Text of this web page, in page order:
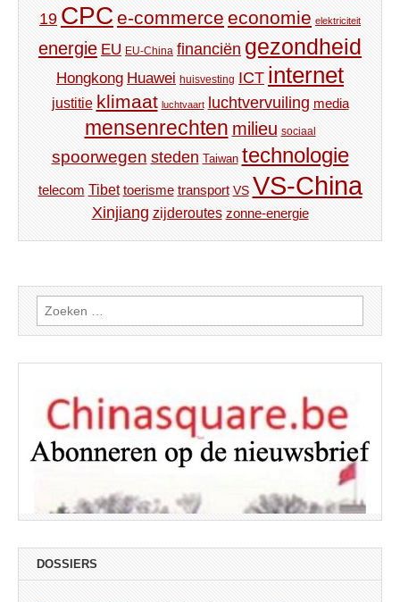
19 CPC e-commerce economie elektriciteit
energie EU EU-China financiën gezondheid
Hongkong Huawei huisvesting ICT internet
justitie klimaat luchtvaart luchtvervuiling media
mensenrechten milieu sociaal
spoorwegen steden Taiwan technologie
telecom Tibet toerisme transport VS VS-China
Xinjiang zijderoutes zonne-energie
Zoeken
naar:
DOSSIERS